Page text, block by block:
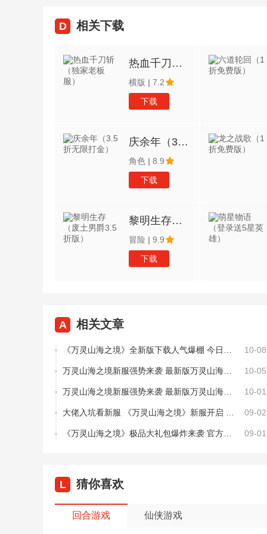
D 相关下载
热血千刀斩（独家老板服）
横版 | 7.2
下载
庆余年（3.5折无限打金）
角色 | 8.9
下载
黎明生存（废土男爵3.5折版）
冒险 | 9.9
下载
A 相关文章
10-08
10-05
10-01
09-02
09-01
L 猜你喜欢
回合游戏 仙侠游戏